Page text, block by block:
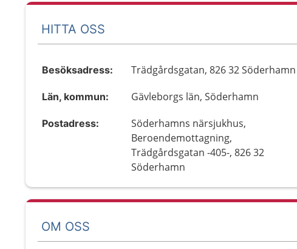
HITTA OSS
Besöksadress: Trädgårdsgatan, 826 32 Söderhamn
Län, kommun: Gävleborgs län, Söderhamn
Postadress:
Söderhamns närsjukhus,
Beroendemottagning,
Trädgårdsgatan -405-, 826 32
Söderhamn
OM OSS